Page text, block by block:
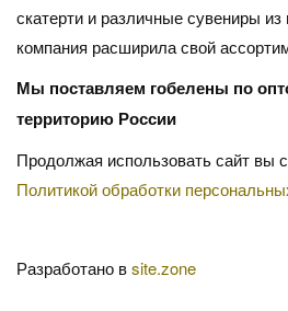
скатерти и различные сувениры
компания расширила свой
Мы поставляем гобелены по
территорию России
Продолжая использовать сайт вы
Политикой обработки
Разработано вsite.zone